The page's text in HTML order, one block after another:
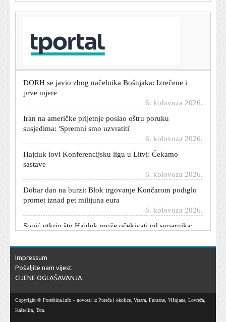
Jagušić briljirao u Europi i oduševio Grke: Evo što pišu
nakon nove sjajne utakmice
DORH se javio zbog načelnika Bošnjaka: Izrečene i
prve mjere
Iran na američke prijetnje poslao oštru poruku
susjedima: 'Spremni smo uzvratiti'
Hajduk lovi Konferencijsku ligu u Litvi: Čekamo
sastave
Dobar dan na burzi: Blok trgovanje Končarom podiglo
promet iznad pet milijuna eura
Sopić otkrio što Hajduk može očekivati od suparnika:
'Ekipa je dobro posložena...'
znakovi uvijek su iskreni i izravni
povratka Višnjića u RH, javila se Rupić s kritikama
Impressum
Pošaljite nam vijest
CIJENE OGLAŠAVANJA
Copyright © Poreština.info – novosti iz Poreča i okolice, Vrsara, Funtane, Višnjana, Lovreča,
Kaštelira, Tara.